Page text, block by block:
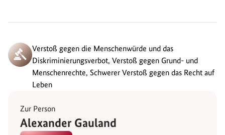
Verstoß gegen die Menschenwürde und das
Diskriminierungsverbot, Verstoß gegen Grund- und
Menschenrechte, Schwerer Verstoß gegen das Recht auf
Leben
Zur Person
Alexander Gauland